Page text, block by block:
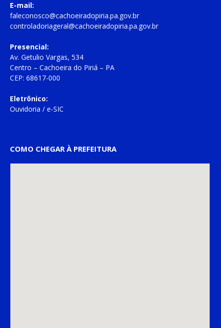
E-mail:
faleconosco@cachoeiradopiria.pa.gov.br
controladoriageral@cachoeiradopiria.pa.gov.br
Presencial:
Av. Getulio Vargas, 534
Centro – Cachoeira do Piriá – PA
CEP: 68617-000
Eletrônico:
Ouvidoria / e-SIC
COMO CHEGAR À PREFEITURA